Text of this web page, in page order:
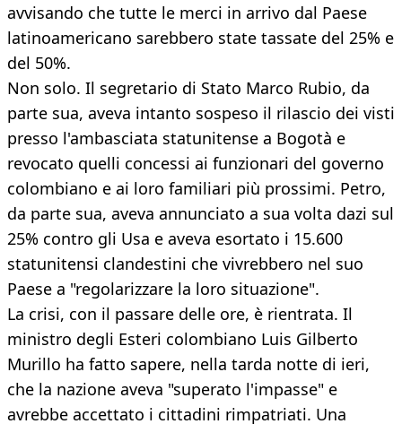
avvisando che tutte le merci in arrivo dal Paese
latinoamericano sarebbero state tassate del 25% e
del 50%.
Non solo. Il segretario di Stato Marco Rubio, da
parte sua, aveva intanto sospeso il rilascio dei visti
presso l'ambasciata statunitense a Bogotà e
revocato quelli concessi ai funzionari del governo
colombiano e ai loro familiari più prossimi. Petro,
da parte sua, aveva annunciato a sua volta dazi sul
25% contro gli Usa e aveva esortato i 15.600
statunitensi clandestini che vivrebbero nel suo
Paese a "regolarizzare la loro situazione".
La crisi, con il passare delle ore, è rientrata. Il
ministro degli Esteri colombiano Luis Gilberto
Murillo ha fatto sapere, nella tarda notte di ieri,
che la nazione aveva "superato l'impasse" e
avrebbe accettato i cittadini rimpatriati. Una